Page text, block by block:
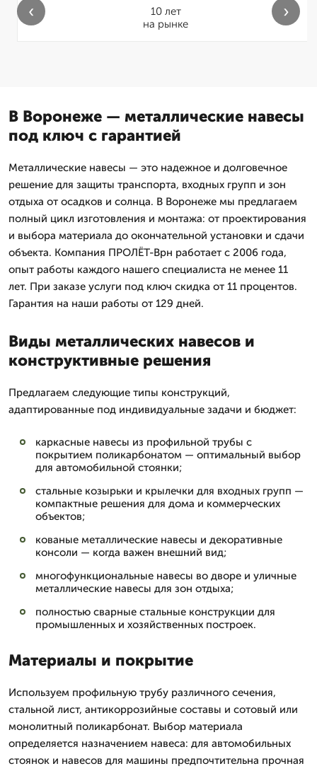
10 лет
на рынке
‹ ›
В Воронеже — металлические навесы
под ключ с гарантией
Металлические навесы — это надежное и долговечное
решение для защиты транспорта, входных групп и зон
отдыха от осадков и солнца. В Воронеже мы предлагаем
полный цикл изготовления и монтажа: от проектирования
и выбора материала до окончательной установки и сдачи
объекта. Компания ПРОЛЁТ-Врн работает с 2006 года,
опыт работы каждого нашего специалиста не менее 11
лет. При заказе услуги под ключ скидка от 11 процентов.
Гарантия на наши работы от 129 дней.
Виды металлических навесов и
конструктивные решения
Предлагаем следующие типы конструкций,
адаптированные под индивидуальные задачи и бюджет:
каркасные навесы из профильной трубы с
покрытием поликарбонатом — оптимальный выбор
для автомобильной стоянки;
стальные козырьки и крылечки для входных групп —
компактные решения для дома и коммерческих
объектов;
кованые металлические навесы и декоративные
консоли — когда важен внешний вид;
многофункциональные навесы во дворе и уличные
металлические навесы для зон отдыха;
полностью сварные стальные конструкции для
промышленных и хозяйственных построек.
Материалы и покрытие
Используем профильную трубу различного сечения,
стальной лист, антикоррозийные составы и сотовый или
монолитный поликарбонат. Выбор материала
определяется назначением навеса: для автомобильных
стоянок и навесов для машины предпочтительна прочная